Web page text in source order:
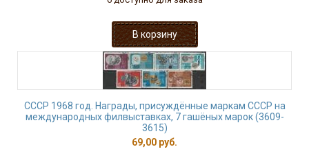
СССР 1968 год. Награды, присуждённые маркам СССР на
международных филвыставках, 7 гашёных марок (3609-
3615)
69,00 руб.